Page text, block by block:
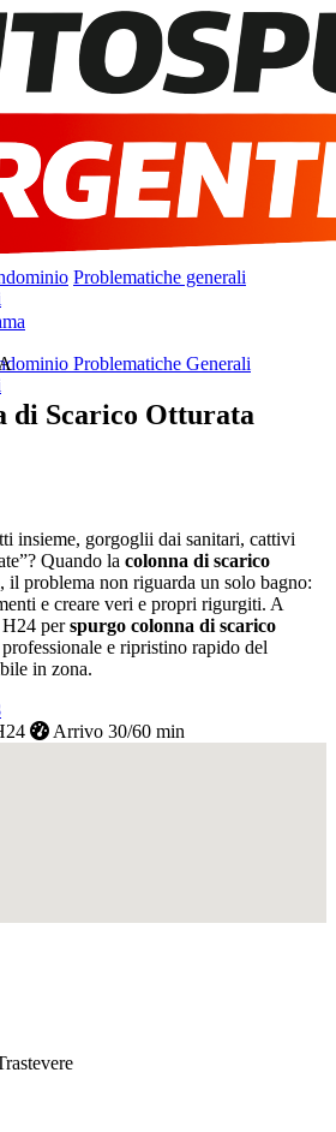
Problematiche generali
Problematiche Generali
di Scarico Otturata
insieme, gorgoglii dai sanitari, cattivi
Quando la colonna di scarico
, il problema non riguarda un solo bagno:
e creare veri e propri rigurgiti. A
perspurgo colonna di scarico
e ripristino rapido del
in zona.
Arrivo 30/60 min